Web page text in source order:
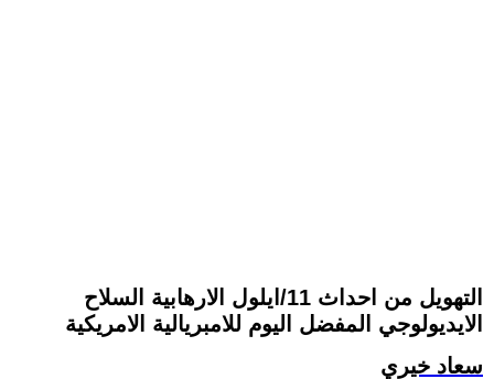
التهويل من احداث 11/ايلول الارهابية السلاح
الايديولوجي المفضل اليوم للامبريالية الامريكية
سعاد خيري